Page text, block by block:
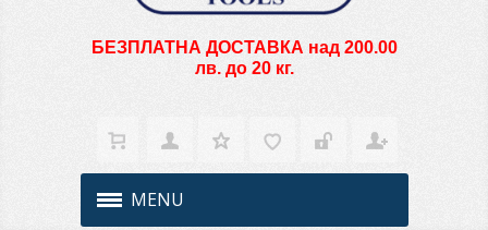
БЕЗПЛАТНА ДОСТАВКА над 200.00
лв. до 20 кг.
MENU